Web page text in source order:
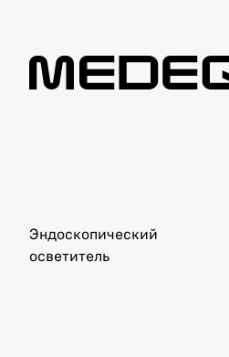
Эндоскопический
осветитель